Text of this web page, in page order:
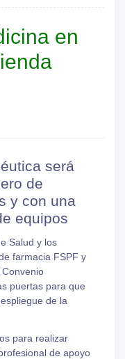
en
será
de
y con una
equipos
Salud y los
farmacia FSPF y
puertas para que
de la
para realizar
de apoyo